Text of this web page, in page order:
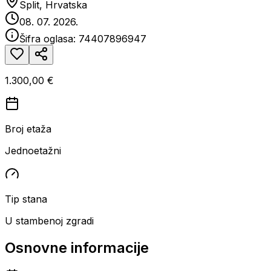
Split, Hrvatska
08. 07. 2026.
Šifra oglasa: 74407896947
1.300,00 €
Broj etaža
Jednoetažni
Tip stana
U stambenoj zgradi
Osnovne informacije